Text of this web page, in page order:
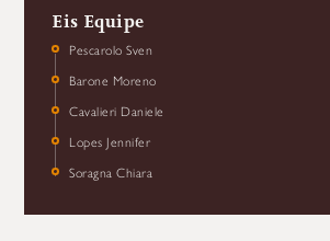
Eis Equipe
Pescarolo Sven
Barone Moreno
Cavalieri Daniele
Lopes Jennifer
Soragna Chiara